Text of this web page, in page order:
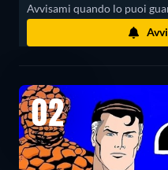
Avvisami quando lo puoi
02